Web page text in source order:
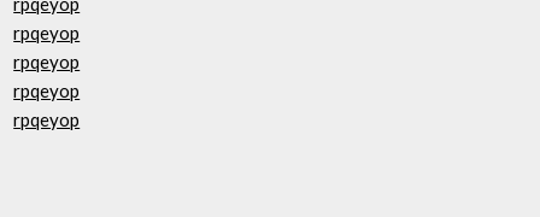
rpqeyop
rpqeyop
rpqeyop
rpqeyop